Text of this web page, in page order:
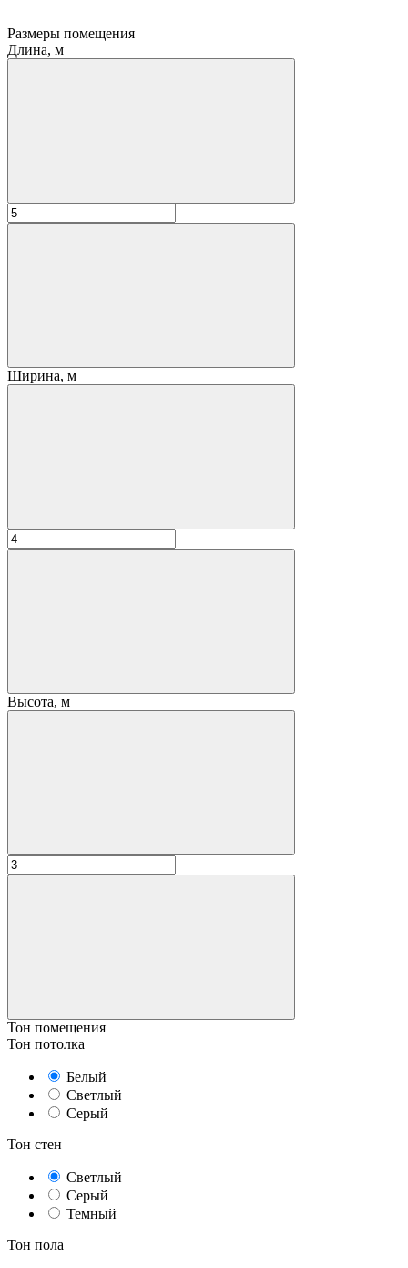
Размеры помещения
Длина, м
Ширина, м
Высота, м
Тон помещения
Тон потолка
Белый
Светлый
Серый
Тон стен
Светлый
Серый
Темный
Тон пола